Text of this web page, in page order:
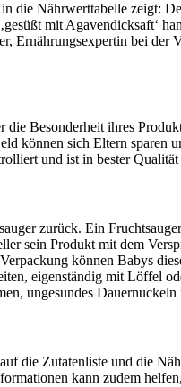
die Nährwerttabelle zeigt:
mit Agavendicksaft‘
Ernährungsexpertin bei
Besonderheit ihres
können sich Eltern sparen
und ist in bester
zurück. Ein
sein Produkt mit dem
können Babys
eigenständig mit Löffel
ungesundes
die Zutatenliste und die
kann zudem